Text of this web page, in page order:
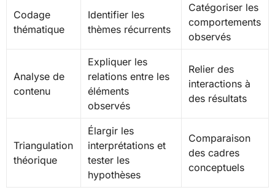
Codage
thématique
Identifier les
thèmes récurrents
Catégoriser les
comportements
observés
Analyse de
contenu
Expliquer les
relations entre les
éléments
observés
Relier des
interactions à
des résultats
Triangulation
théorique
Élargir les
interprétations et
tester les
hypothèses
Comparaison
des cadres
conceptuels